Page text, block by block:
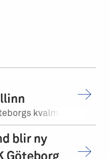
blir ny
Göteborg